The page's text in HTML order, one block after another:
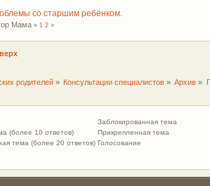
со старшим ребёнком.
Мама « 1 2»
родителей» Консультации специалистов » Архив »
(более 10 ответов)
тема (более 20 ответов)
Заблокированная тема
Прикрепленная тема
Голосование